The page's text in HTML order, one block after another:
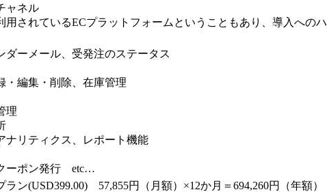
ャネル
用されているECプラットフォームということもあり、導入への
ダーメール、受発注のステータス
・編集・削除、在庫管理
理
ナリティクス、レポート機能
ーポン発行 etc…
ラン(USD399.00) 57,855円（月額）×12か月＝694,260円（年額）